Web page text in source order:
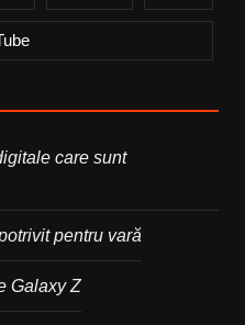
care sunt
pentru vară
Galaxy Z